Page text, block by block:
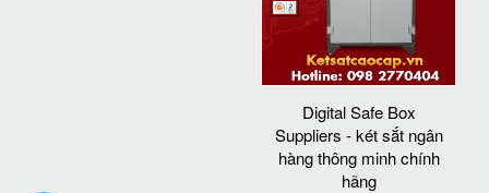
Digital Safe Box
Suppliers - két sắt ngân
hàng thông minh chính
hãng